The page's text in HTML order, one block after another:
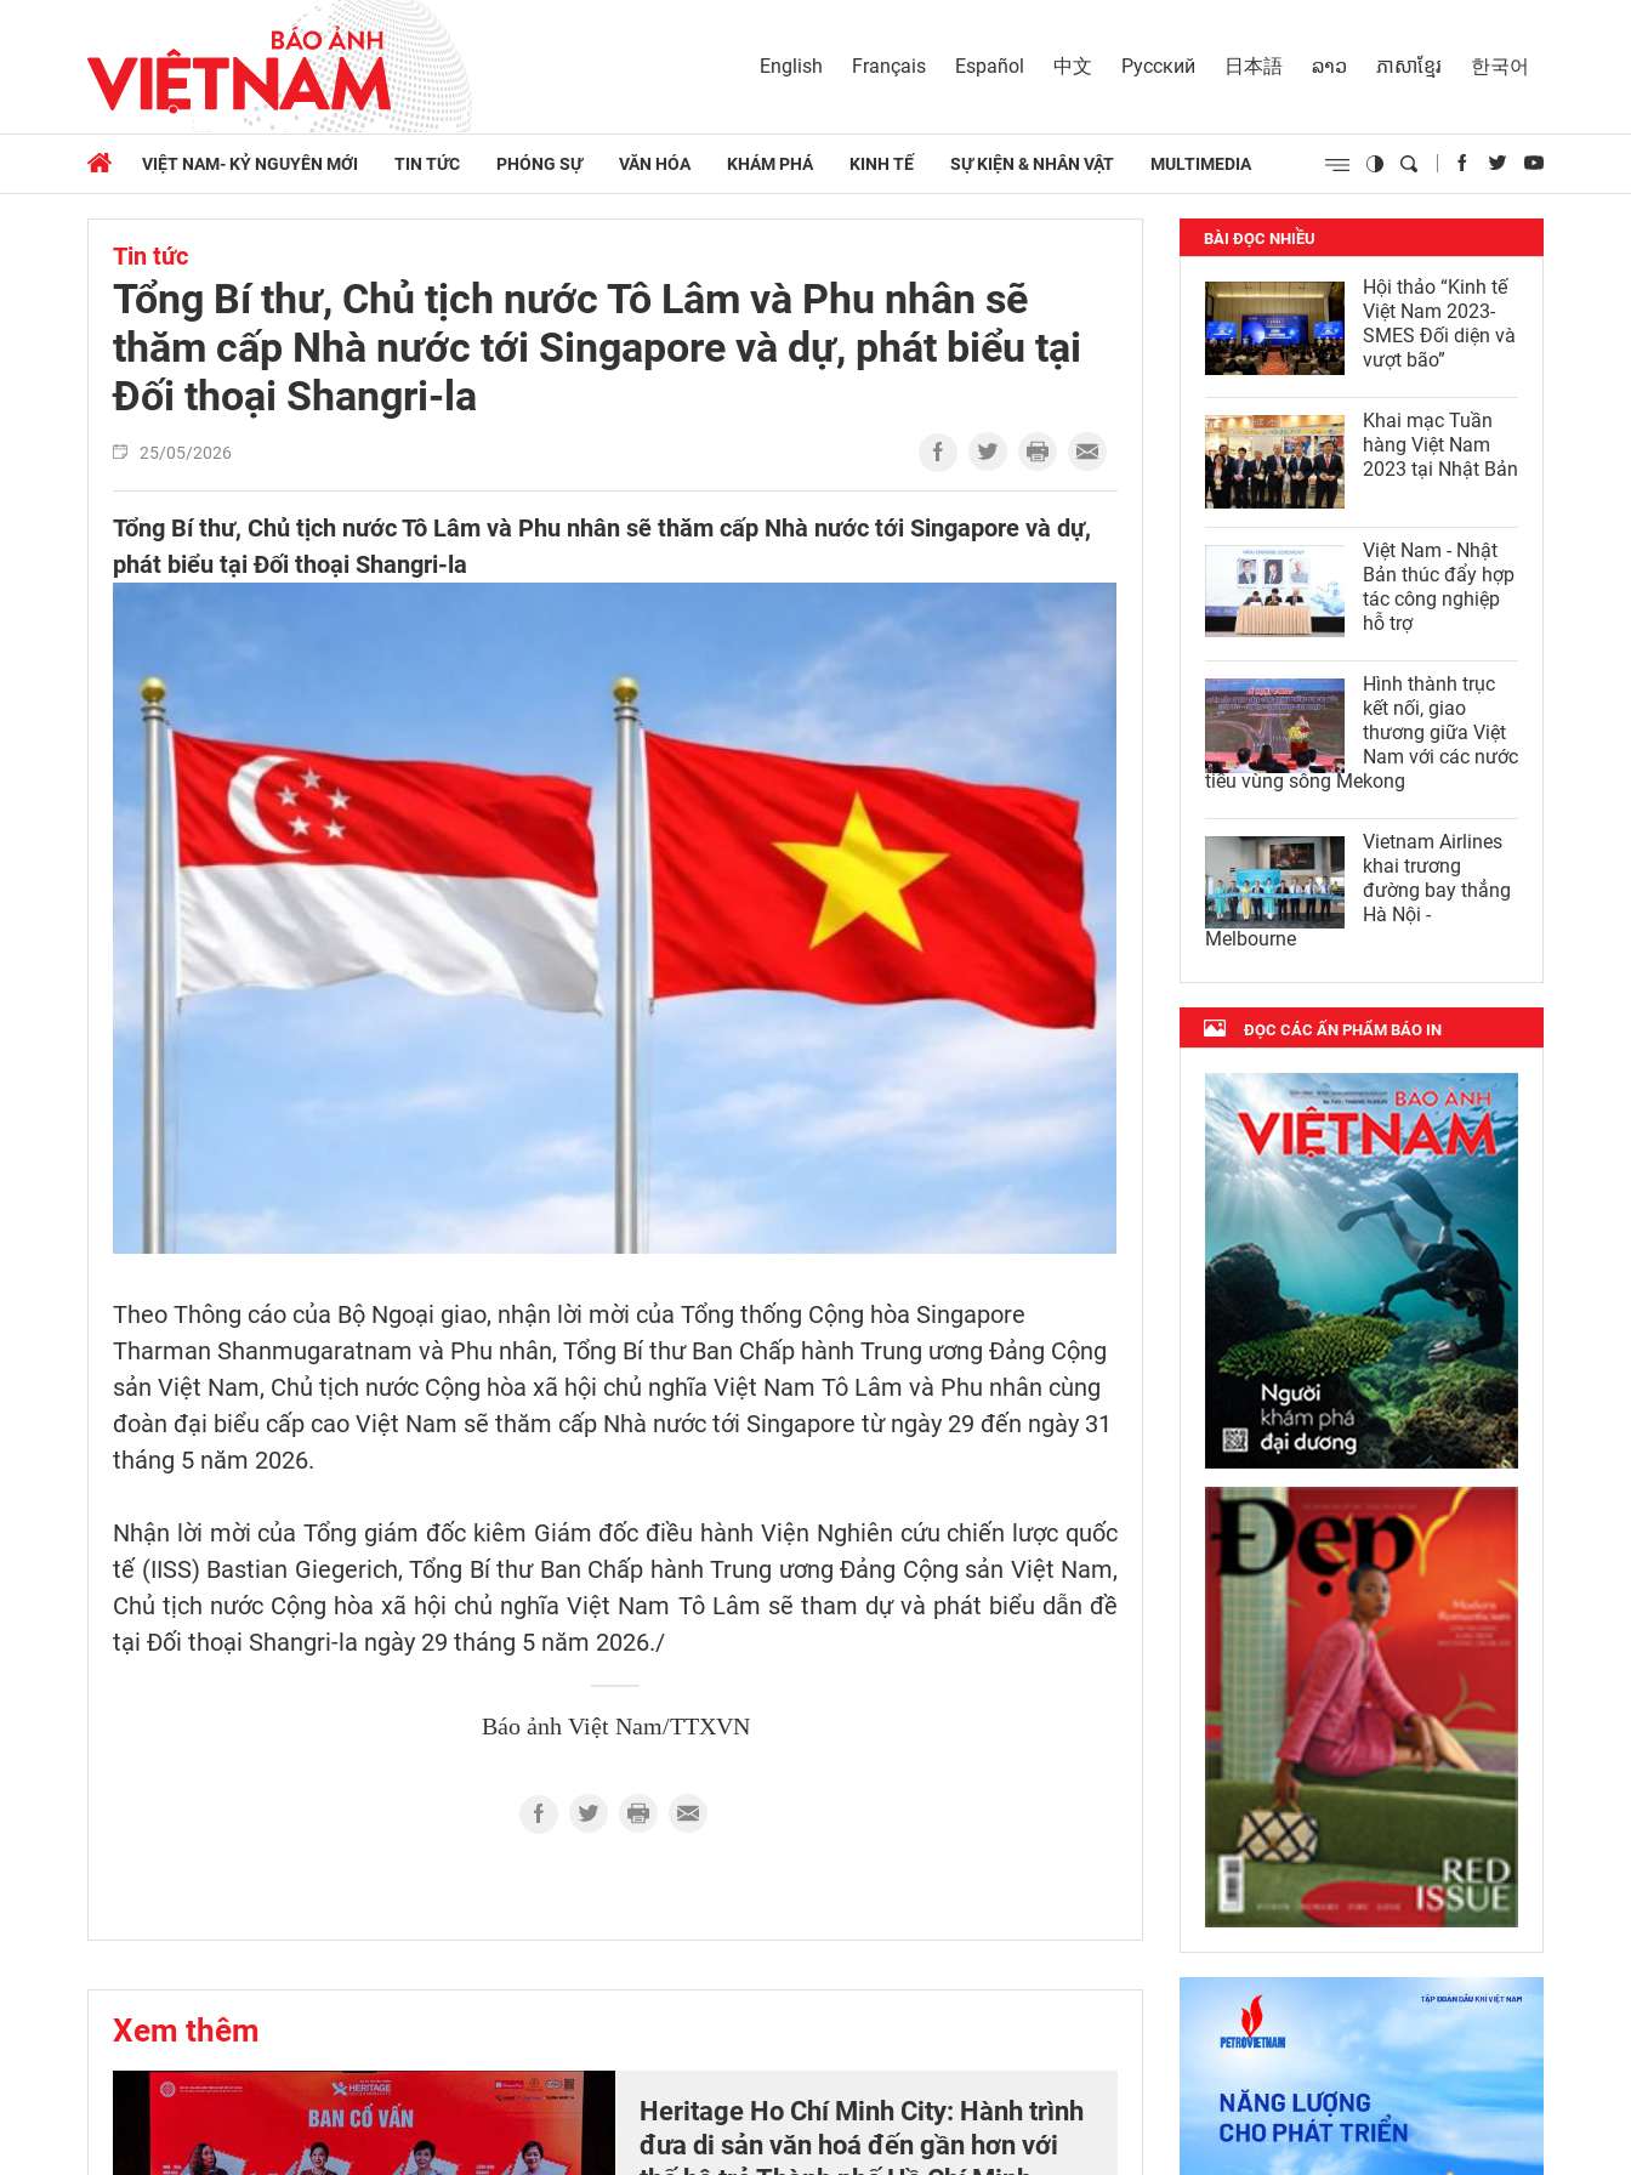
English Français Español 中文 Русский 日本語 ລາວ ភាសាខ្មែរ 한국어
VIỆT NAM- KỶ NGUYÊN MỚI TIN TỨC PHÓNG SỰ VĂN HÓA KHÁM PHÁ KINH TẾ SỰ KIỆN & NHÂN VẬT MULTIMEDIA
Tin tức
Tổng Bí thư, Chủ tịch nước Tô Lâm và Phu nhân sẽ
thăm cấp Nhà nước tới Singapore và dự, phát biểu tại
Đối thoại Shangri-la
25/05/2026
Tổng Bí thư, Chủ tịch nước Tô Lâm và Phu nhân sẽ thăm cấp Nhà nước tới Singapore và dự,
phát biểu tại Đối thoại Shangri-la
Theo Thông cáo của Bộ Ngoại giao, nhận lời mời của Tổng thống Cộng hòa Singapore
Tharman Shanmugaratnam và Phu nhân, Tổng Bí thư Ban Chấp hành Trung ương Đảng Cộng
sản Việt Nam, Chủ tịch nước Cộng hòa xã hội chủ nghĩa Việt Nam Tô Lâm và Phu nhân cùng
đoàn đại biểu cấp cao Việt Nam sẽ thăm cấp Nhà nước tới Singapore từ ngày 29 đến ngày 31
tháng 5 năm 2026.
Nhận lời mời của Tổng giám đốc kiêm Giám đốc điều hành Viện Nghiên cứu chiến lược quốc
tế (IISS) Bastian Giegerich, Tổng Bí thư Ban Chấp hành Trung ương Đảng Cộng sản Việt Nam,
Chủ tịch nước Cộng hòa xã hội chủ nghĩa Việt Nam Tô Lâm sẽ tham dự và phát biểu dẫn đề
tại Đối thoại Shangri-la ngày 29 tháng 5 năm 2026./
Báo ảnh Việt Nam/TTXVN
Xem thêm
Heritage Ho Chí Minh City: Hành trình
đưa di sản văn hoá đến gần hơn với
BÀI ĐỌC NHIỀU
Hội thảo “Kinh tế
Việt Nam 2023-
SMES Đối diện và
vượt bão”
Khai mạc Tuần
hàng Việt Nam
2023 tại Nhật Bản
Việt Nam - Nhật
Bản thúc đẩy hợp
tác công nghiệp
hỗ trợ
Hình thành trục
kết nối, giao
thương giữa Việt
Nam với các nước
tiểu vùng sông Mekong
Vietnam Airlines
khai trương
đường bay thẳng
Hà Nội -
Melbourne
ĐỌC CÁC ẤN PHẨM BÁO IN